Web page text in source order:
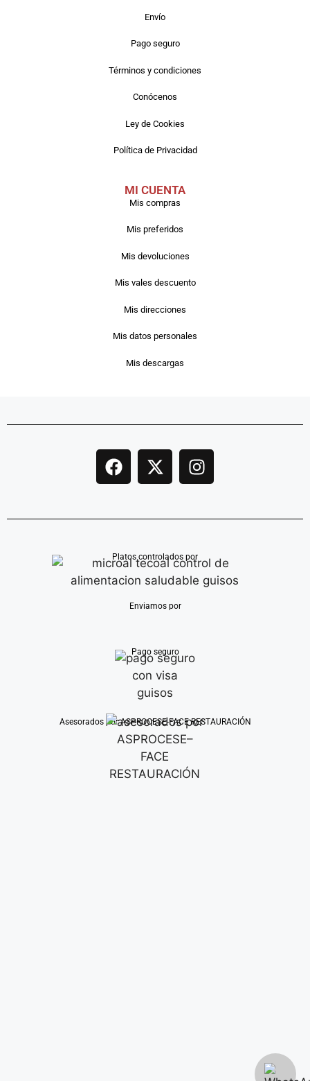
Envío
Pago seguro
Términos y condiciones
Conócenos
Ley de Cookies
Política de Privacidad
MI CUENTA
Mis compras
Mis preferidos
Mis devoluciones
Mis vales descuento
Mis direcciones
Mis datos personales
Mis descargas
Platos controlados por
Enviamos por
Pago seguro
Asesorados por ASPROCESE-FACE RESTAURACIÓN